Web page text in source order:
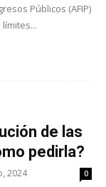
Públicos (AFIP)
de las
pedirla?
2024 0